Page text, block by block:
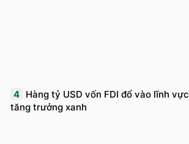
4 Hàng tỷ USD vốn FDI đổ vào lĩnh vực
tăng trưởng xanh